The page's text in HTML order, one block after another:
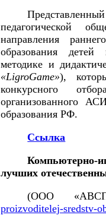
педагогической
направления
образования детей
методике и
«LigroGame»),
конкурсного
организованного
образования РФ.
Ссылка
Компьютерно-
лучших
(ООО
proizvoditelej-sredstv-